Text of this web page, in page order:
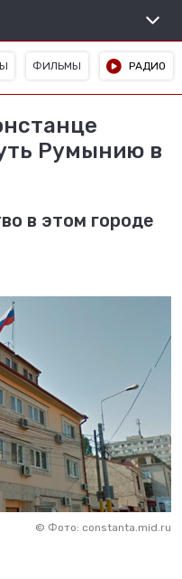
ФИЛЬМЫ РАДИО
Румынию в
в этом городе
© Фото: constanta.mid.ru